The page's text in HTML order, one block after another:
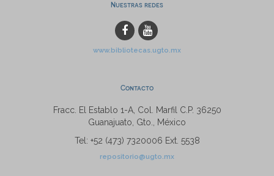
Nuestras redes
www.bibliotecas.ugto.mx
Contacto
Fracc. El Establo 1-A, Col. Marfil C.P. 36250
Guanajuato, Gto., México
Tel: +52 (473) 7320006 Ext. 5538
repositorio@ugto.mx